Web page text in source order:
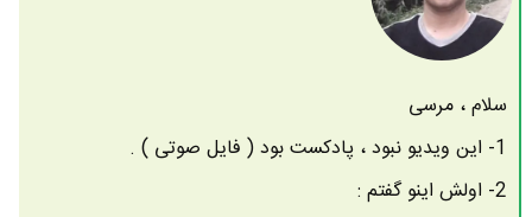
سلام ، مرسی
1- این ویدیو نبود ، پادکست بود ( فایل صوتی ) .
2- اولش اینو گفتم :